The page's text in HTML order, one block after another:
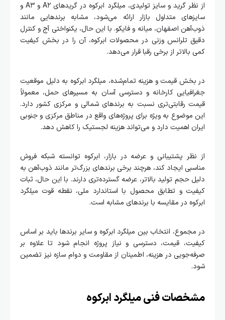
از نظر گرید و سایز تولیدی، میلگرد ابرکوه در گریدهای A۲ و A۳ و
سایزهای متداول بازار ارائه می‌شود، مشابه برندهایی مانند
ذوب‌آهن اصفهان، میانه و فایکو. با این حال، یکنواختی آج و کنترل
دقیق تلرانس وزنی در محصولات ابرکوه، آن را در بخش کیفیت
کمی بالاتر از برخی رقبا قرار می‌دهد.
در بخش قیمت و هزینه تمام‌شده، میلگرد ابرکوه به دلیل موقعیت
جغرافیایی کارخانه و دسترسی آسان به مسیرهای حمل، معمولاً
قیمت رقابتی‌تری نسبت به برندهای شمالی و مرکزی کشور دارد.
این موضوع به ویژه برای پروژه‌های واقع در مناطق مرکزی و جنوبی
ایران اهمیت دارد و می‌تواند هزینه لجستیک را کاهش دهد.
از نظر پشتیبانی و عرضه در بازار، ابرکوه توانسته شبکه فروش
مناسبی ایجاد کند، هرچند برخی برندهای بزرگ‌تر مانند ذوب‌آهن به
دلیل حجم تولید بالاتر، عرضه گسترده‌تری دارند. با این حال، ثبات
کیفیت و تطابق محصول با استاندارد ملی، نقطه قوت میلگرد
ابرکوه در مقایسه با برندهای مشابه است.
در مجموع، انتخاب بین میلگرد ابرکوه و سایر برندها باید بر اساس
کیفیت، قیمت، دسترسی و نیاز پروژه انجام شود تا علاوه بر
صرفه‌جویی در هزینه، اطمینان از مقاومت و دوام سازه نیز تضمین
شود.
مشخصات فنی میلگرد ابرکوه